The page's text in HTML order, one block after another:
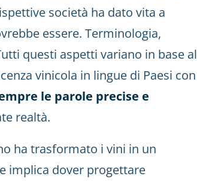
società ha dato vita a
essere. Terminologia,
questi aspetti variano in base al
vinicola in lingue di Paesi con
le parole precise e
realtà.
ha trasformato i vini in un
implica dover progettare